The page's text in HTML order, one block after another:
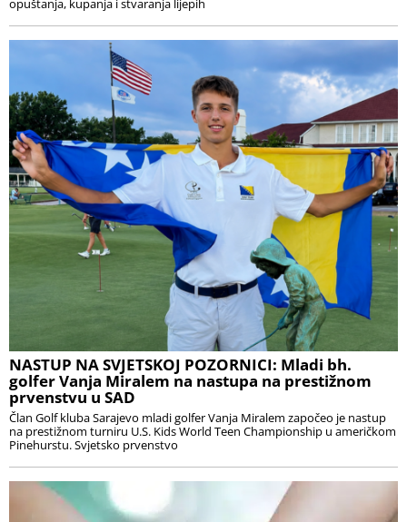
opuštanja, kupanja i stvaranja lijepih
NASTUP NA SVJETSKOJ POZORNICI: Mladi bh.
golfer Vanja Miralem na nastupa na prestižnom
prvenstvu u SAD
Član Golf kluba Sarajevo mladi golfer Vanja Miralem započeo je nastup
na prestižnom turniru U.S. Kids World Teen Championship u američkom
Pinehurstu. Svjetsko prvenstvo